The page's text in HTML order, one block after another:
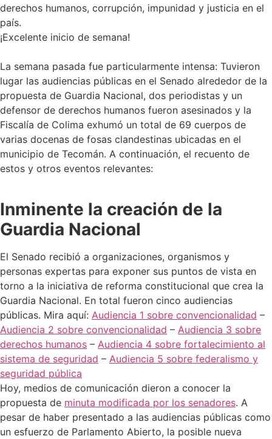
derechos humanos, corrupción, impunidad y justicia en el
país.
¡Excelente inicio de semana!
La semana pasada fue particularmente intensa: Tuvieron
lugar las audiencias públicas en el Senado alrededor de la
propuesta de Guardia Nacional, dos periodistas y un
defensor de derechos humanos fueron asesinados y la
Fiscalía de Colima exhumó un total de 69 cuerpos de
varias docenas de fosas clandestinas ubicadas en el
municipio de Tecomán. A continuación, el recuento de
estos y otros eventos relevantes:
Inminente la creación de la
Guardia Nacional
El Senado recibió a organizaciones, organismos y
personas expertas para exponer sus puntos de vista en
torno a la iniciativa de reforma constitucional que crea la
Guardia Nacional. En total fueron cinco audiencias
públicas. Mira aquí: Audiencia 1 sobre convencionalidad –
Audiencia 2 sobre convencionalidad – Audiencia 3 sobre
derechos humanos – Audiencia 4 sobre fortalecimiento al
sistema de seguridad – Audiencia 5 sobre federalismo y
seguridad pública
Hoy, medios de comunicación dieron a conocer la
propuesta de minuta modificada por los senadores. A
pesar de haber presentado a las audiencias públicas como
un esfuerzo de Parlamento Abierto, la posible nueva